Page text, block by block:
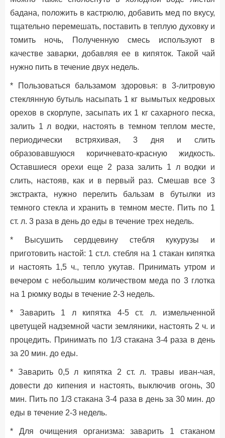
бадана, положить в кастрюлю, добавить мед по вкусу,
тщательно перемешать, поставить в теплую духовку и
томить ночь, Полученную смесь используют в
качестве заварки, добавляя ее в кипяток. Такой чай
нужно пить в течение двух недель.
* Пользоваться бальзамом здоровья: в 3-литровую
стеклянную бутыль насыпать 1 кг вымытых кедровых
орехов в скорлупе, засыпать их 1 кг сахарного песка,
залить 1 л водки, настоять в темном теплом месте,
периодически встряхивая, 3 дня и слить
образовавшуюся коричневато-красную жидкость.
Оставшиеся орехи еще 2 раза залить 1 л водки и
слить, настояв, как и в первый раз. Смешав все 3
экстракта, нужно перелить бальзам в бутылки из
темного стекла и хранить в темном месте. Пить по 1
ст. л. 3 раза в день до еды в течение трех недель.
* Высушить сердцевину стебля кукурузы и
приготовить настой: 1 ст.л. стебля на 1 стакан кипятка
и настоять 1,5 ч., тепло укутав. Принимать утром и
вечером с небольшим количеством меда по 3 глотка
на 1 рюмку воды в течение 2-3 недель.
* Заварить 1 л кипятка 4-5 ст. л. измельченной
цветущей надземной части земляники, настоять 2 ч. и
процедить. Принимать по 1/3 стакана 3-4 раза в день
за 20 мин. до еды.
* Заварить 0,5 л кипятка 2 ст. л. травы иван-чая,
довести до кипения и настоять, выключив огонь, 30
мин. Пить по 1/3 стакана 3-4 раза в день за 30 мин. до
еды в течение 2-3 недель.
* Для очищения организма: заварить 1 стаканом